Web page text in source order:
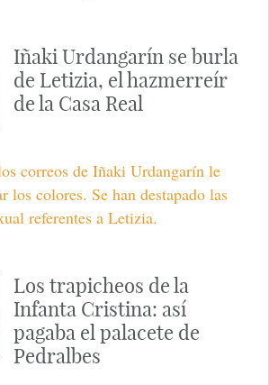
Iñaki Urdangarín se burla
de Letizia, el hazmerreír
de la Casa Real
correos de Iñaki Urdangarín le
los colores. Se han destapado las
referentes a Letizia.
Los trapicheos de la
Infanta Cristina: así
pagaba el palacete de
Pedralbes